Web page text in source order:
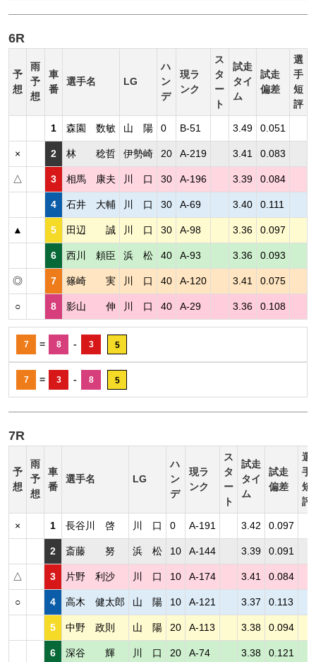
6R
予
想
雨
予
想
車
番
選手名 LG
ハ
ン
デ
現ラ
ンク
ス
タ
ー
ト
試走
タイ
ム
試走
偏差
選
手
短
評
1 森園 数敏 山 陽 0 B-51 3.49 0.051
× 2 林 稔哲 伊勢崎 20 A-219 3.41 0.083
△ 3 相馬 康夫 川 口 30 A-196 3.39 0.084
4 石井 大輔 川 口 30 A-69 3.40 0.111
▲ 5 田辺 誠 川 口 30 A-98 3.36 0.097
6 西川 頼臣 浜 松 40 A-93 3.36 0.093
◎ 7 篠崎 実 川 口 40 A-120 3.41 0.075
○ 8 影山 伸 川 口 40 A-29 3.36 0.108
7 = 8 - 3 5
7 = 3 - 8 5
7R
予
想
雨
予
想
車
番
選手名 LG
ハ
ン
デ
現ラ
ンク
ス
タ
ー
ト
試走
タイ
ム
試走
偏差
選
手
短
評
× 1 長谷川 啓 川 口 0 A-191 3.42 0.097
2 斎藤 努 浜 松 10 A-144 3.39 0.091
△ 3 片野 利沙 川 口 10 A-174 3.41 0.084
○ 4 高木 健太郎 山 陽 10 A-121 3.37 0.113
5 中野 政則 山 陽 20 A-113 3.38 0.094
6 深谷 輝 川 口 20 A-74 3.38 0.121